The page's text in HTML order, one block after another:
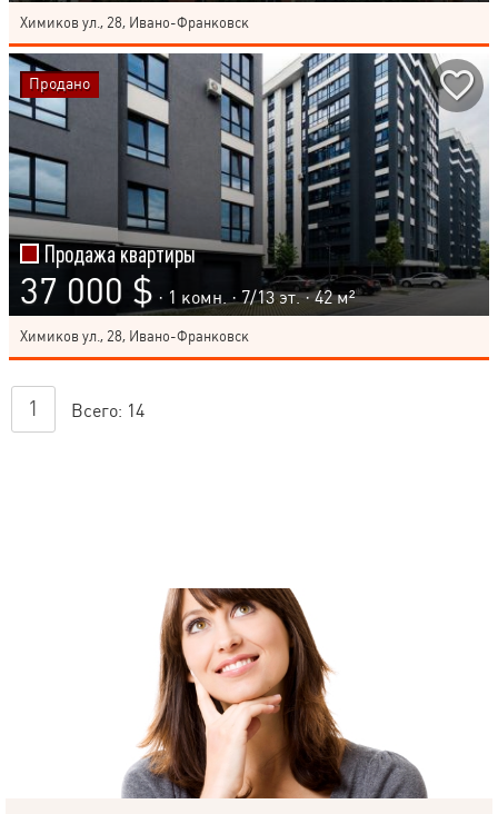
Химиков ул., 28, Ивано-Франковск
Продажа квартиры
37 000 $ · 1 комн. ·7/13эт. · 42 м²
Химиков ул., 28, Ивано-Франковск
Продано
1 Всего: 14